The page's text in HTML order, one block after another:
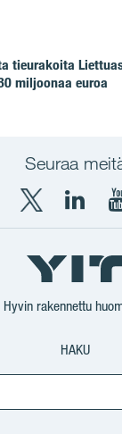
tieurakoita
miljoonaa euroa
Seuraa
X
YIT
Suomi
YIT
Hyvin rakennettu
HAKU